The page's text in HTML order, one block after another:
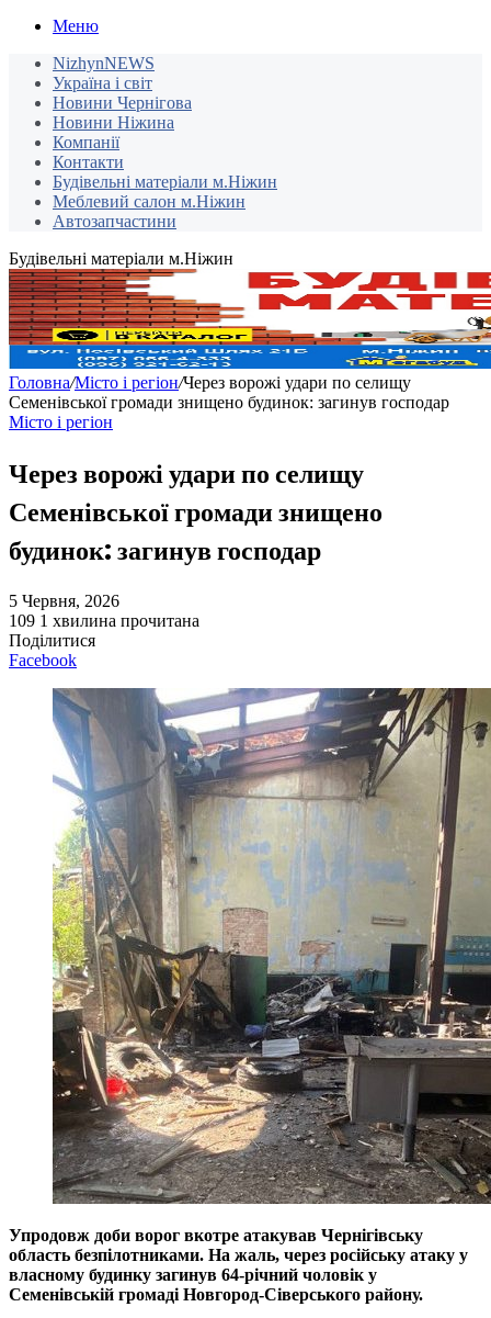
Меню
NizhynNEWS
Україна і світ
Новини Чернігова
Новини Ніжина
Компанії
Контакти
Будівельні матеріали м.Ніжин
Меблевий салон м.Ніжин
Автозапчастини
Будівельні матеріали м.Ніжин
Головна/Місто і регіон/Через ворожі удари по селищу
Семенівської громади знищено будинок: загинув господар
Місто і регіон
Через ворожі удари по селищу
Семенівської громади знищено
будинок: загинув господар
5 Червня, 2026
109 1 хвилина прочитана
Поділитися
Facebook
Упродовж доби ворог вкотре атакував Чернігівську
область безпілотниками. На жаль, через російську атаку у
власному будинку загинув 64-річний чоловік у
Семенівській громаді Новгород-Сіверського району.